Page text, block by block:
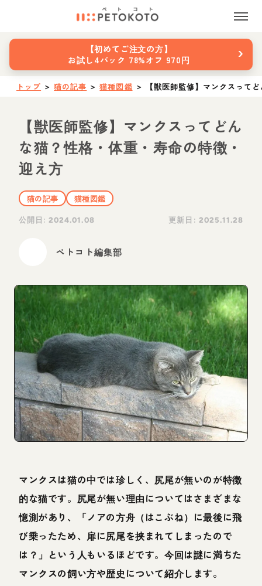
【初めてご注文の方】
お試し4パック 78%オフ 970円
›
トップ ＞ 猫の記事 ＞ 猫種図鑑 ＞ 【獣医師監修】マンクスって
【獣医師監修】マンクスってどん
な猫？性格・体重・寿命の特徴・
迎え方
猫の記事
猫種図鑑
公開日:2024.01.08 更新日: 2025.11.28
ペトコト編集部
マンクスは猫の中では珍しく、尻尾が無いのが特徴
的な猫です。尻尾が無い理由についてはさまざまな
憶測があり、「ノアの方舟（はこぶね）に最後に飛
び乗ったため、扉に尻尾を挟まれてしまったので
は？」という人もいるほどです。今回は謎に満ちた
マンクスの飼い方や歴史について紹介します。